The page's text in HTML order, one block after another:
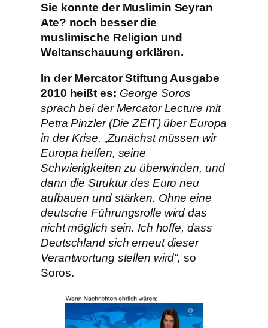
Sie konnte der Muslimin Seyran
Ate? noch besser die
muslimische Religion und
Weltanschauung erklären.
In der Mercator Stiftung Ausgabe
2010 heißt es: George Soros
sprach bei der Mercator Lecture mit
Petra Pinzler (Die ZEIT) über Europa
in der Krise. „Zunächst müssen wir
Europa helfen, seine
Schwierigkeiten zu überwinden, und
dann die Struktur des Euro neu
aufbauen und stärken. Ohne eine
deutsche Führungsrolle wird das
nicht möglich sein. Ich hoffe, dass
Deutschland sich erneut dieser
Verantwortung stellen wird“, so
Soros.